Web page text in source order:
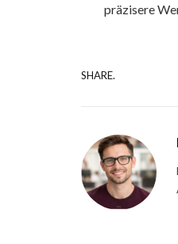
präzisere
SHARE.